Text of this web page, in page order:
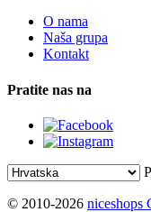
O nama
Naša grupa
Kontakt
Pratite nas na
© 2010-2026 niceshops